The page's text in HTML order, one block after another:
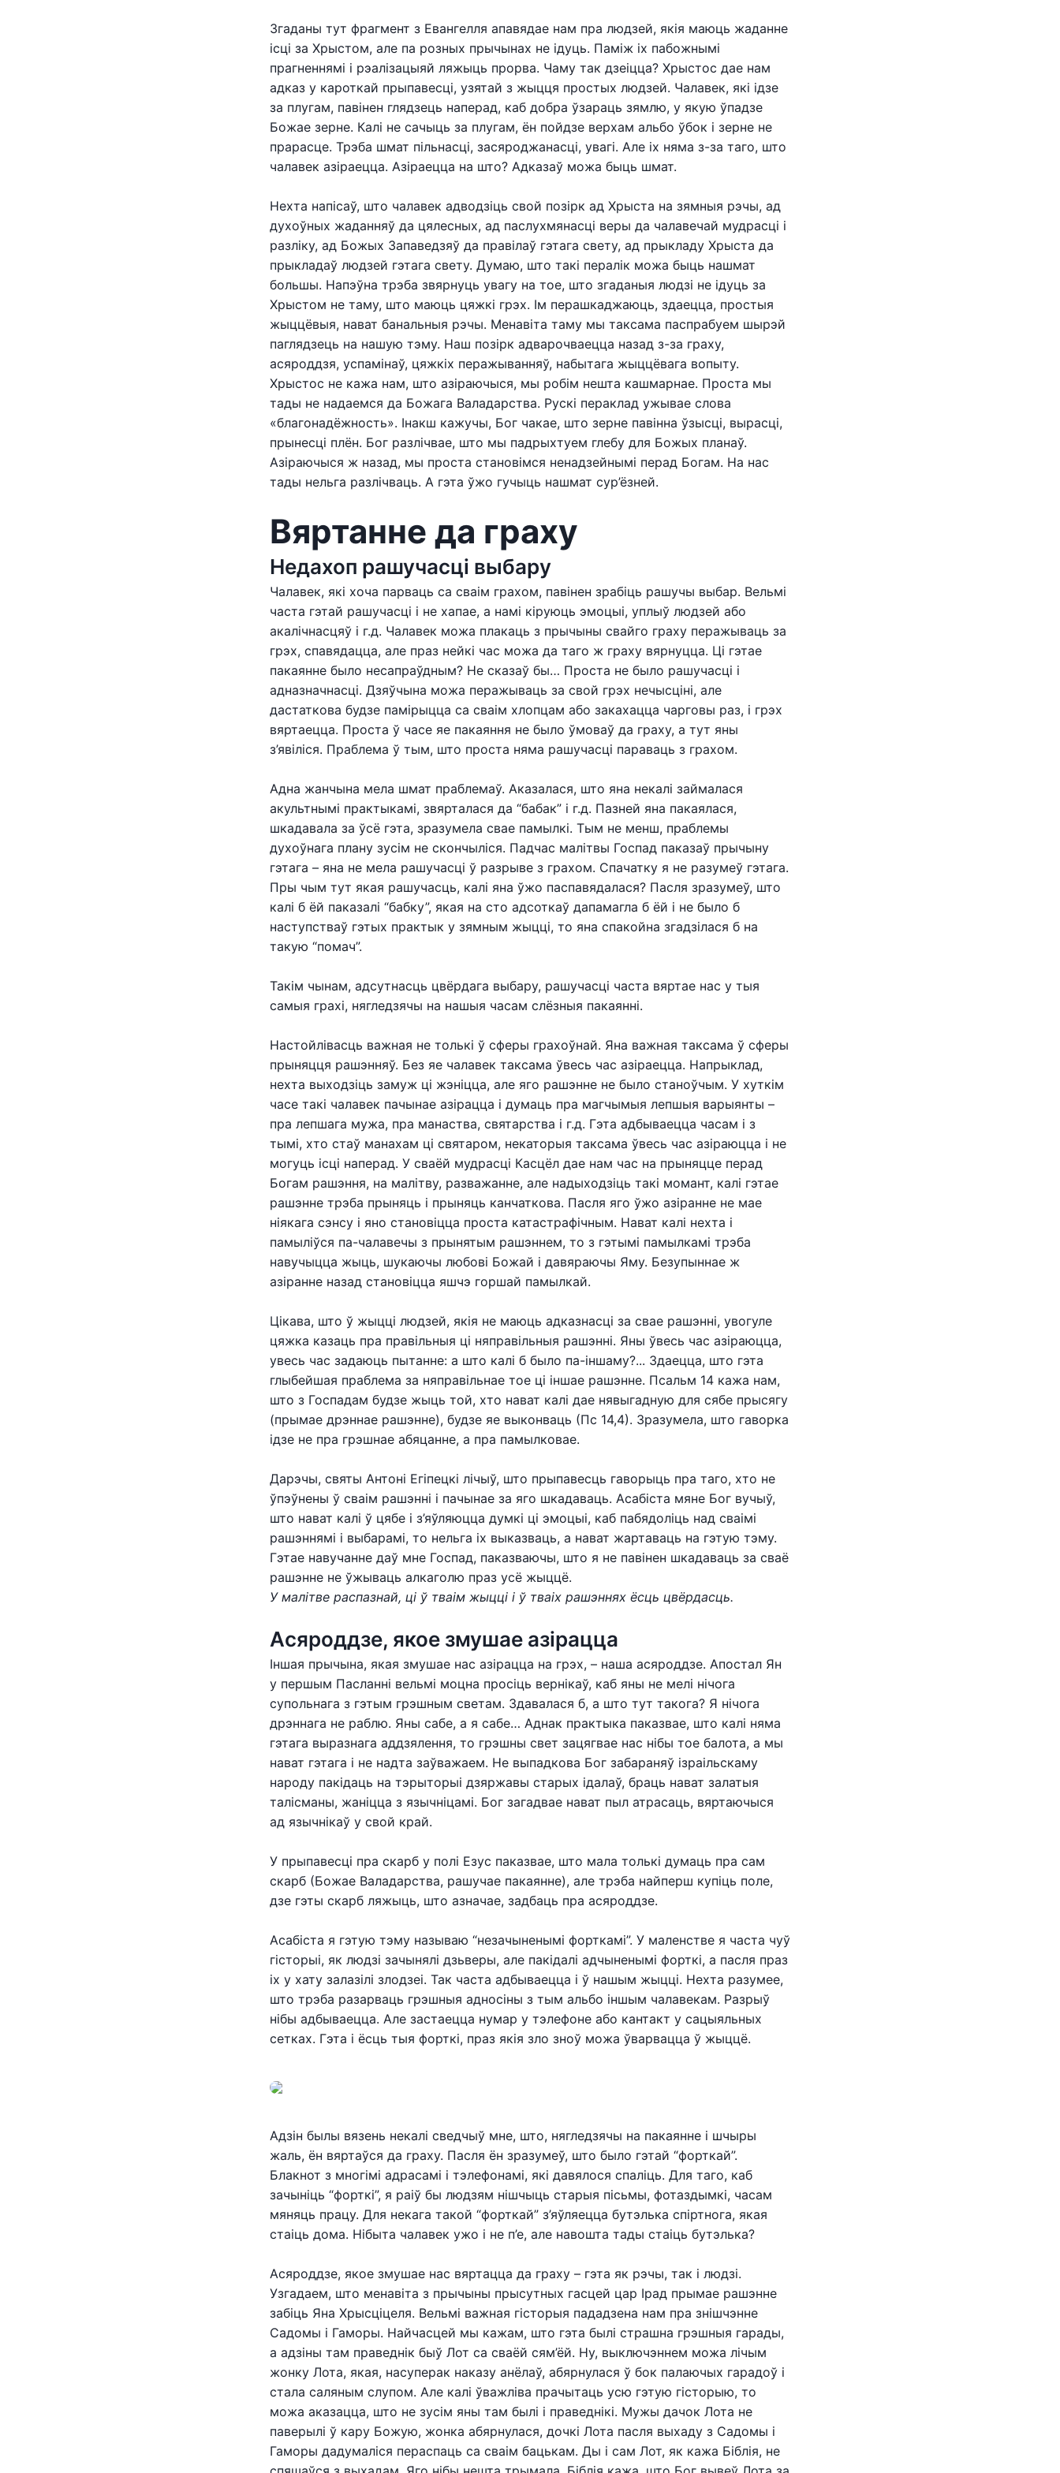
Згаданы тут фрагмент з Евангелля апавядае нам пра людзей, якія маюць жаданне
ісці за Хрыстом, але па розных прычынах не ідуць. Паміж іх пабожнымі
прагненнямі і рэалізацыяй ляжыць прорва. Чаму так дзеіцца? Хрыстос дае нам
адказ у кароткай прыпавесці, узятай з жыцця простых людзей. Чалавек, які ідзе
за плугам, павінен глядзець наперад, каб добра ўзараць зямлю, у якую ўпадзе
Божае зерне. Калі не сачыць за плугам, ён пойдзе верхам альбо ўбок і зерне не
прарасце. Трэба шмат пільнасці, засяроджанасці, увагі. Але іх няма з-за таго, што
чалавек азіраецца. Азіраецца на што? Адказаў можа быць шмат.
Нехта напісаў, што чалавек адводзіць свой позірк ад Хрыста на зямныя рэчы, ад
духоўных жаданняў да цялесных, ад паслухмянасці веры да чалавечай мудрасці і
разліку, ад Божых Запаведзяў да правілаў гэтага свету, ад прыкладу Хрыста да
прыкладаў людзей гэтага свету. Думаю, што такі пералік можа быць нашмат
большы. Напэўна трэба звярнуць увагу на тое, што згаданыя людзі не ідуць за
Хрыстом не таму, што маюць цяжкі грэх. Ім перашкаджаюць, здаецца, простыя
жыццёвыя, нават банальныя рэчы. Менавіта таму мы таксама паспрабуем шырэй
паглядзець на нашую тэму. Наш позірк адварочваецца назад з-за граху,
асяроддзя, успамінаў, цяжкіх перажыванняў, набытага жыццёвага вопыту.
Хрыстос не кажа нам, што азіраючыся, мы робім нешта кашмарнае. Проста мы
тады не надаемся да Божага Валадарства. Рускі пераклад ужывае слова
«благонадёжность». Інакш кажучы, Бог чакае, што зерне павінна ўзысці, вырасці,
прынесці плён. Бог разлічвае, што мы падрыхтуем глебу для Божых планаў.
Азіраючыся ж назад, мы проста становімся ненадзейнымі перад Богам. На нас
тады нельга разлічваць. А гэта ўжо гучыць нашмат сур’ёзней.
Вяртанне да граху
Недахоп рашучасці выбару
Чалавек, які хоча парваць са сваім грахом, павінен зрабіць рашучы выбар. Вельмі
часта гэтай рашучасці і не хапае, а намі кіруюць эмоцыі, уплыў людзей або
акалічнасцяў і г.д. Чалавек можа плакаць з прычыны свайго граху перажываць за
грэх, спавядацца, але праз нейкі час можа да таго ж граху вярнуцца. Ці гэтае
пакаянне было несапраўдным? Не сказаў бы… Проста не было рашучасці і
адназначнасці. Дзяўчына можа перажываць за свой грэх нечысціні, але
дастаткова будзе памірыцца са сваім хлопцам або закахацца чарговы раз, і грэх
вяртаецца. Проста ў часе яе пакаяння не было ўмоваў да граху, а тут яны
з’явіліся. Праблема ў тым, што проста няма рашучасці параваць з грахом.
Адна жанчына мела шмат праблемаў. Аказалася, што яна некалі займалася
акультнымі практыкамі, звярталася да “бабак” і г.д. Пазней яна пакаялася,
шкадавала за ўсё гэта, зразумела свае памылкі. Тым не менш, праблемы
духоўнага плану зусім не скончыліся. Падчас малітвы Госпад паказаў прычыну
гэтага – яна не мела рашучасці ў разрыве з грахом. Спачатку я не разумеў гэтага.
Пры чым тут якая рашучасць, калі яна ўжо паспавядалася? Пасля зразумеў, што
калі б ёй паказалі “бабку”, якая на сто адсоткаў дапамагла б ёй і не было б
наступстваў гэтых практык у зямным жыцці, то яна спакойна згадзілася б на
такую “помач”.
Такім чынам, адсутнасць цвёрдага выбару, рашучасці часта вяртае нас у тыя
самыя грахі, нягледзячы на нашыя часам слёзныя пакаянні.
Настойлівасць важная не толькі ў сферы грахоўнай. Яна важная таксама ў сферы
прыняцця рашэнняў. Без яе чалавек таксама ўвесь час азіраецца. Напрыклад,
нехта выходзіць замуж ці жэніцца, але яго рашэнне не было станоўчым. У хуткім
часе такі чалавек пачынае азірацца і думаць пра магчымыя лепшыя варыянты –
пра лепшага мужа, пра манаства, святарства і г.д. Гэта адбываецца часам і з
тымі, хто стаў манахам ці святаром, некаторыя таксама ўвесь час азіраюцца і не
могуць ісці наперад. У сваёй мудрасці Касцёл дае нам час на прыняцце перад
Богам рашэння, на малітву, разважанне, але надыходзіць такі момант, калі гэтае
рашэнне трэба прыняць і прыняць канчаткова. Пасля яго ўжо азіранне не мае
ніякага сэнсу і яно становіцца проста катастрафічным. Нават калі нехта і
памыліўся па-чалавечы з прынятым рашэннем, то з гэтымі памылкамі трэба
навучыцца жыць, шукаючы любові Божай і давяраючы Яму. Безупыннае ж
азіранне назад становіцца яшчэ горшай памылкай.
Цікава, што ў жыцці людзей, якія не маюць адказнасці за свае рашэнні, увогуле
цяжка казаць пра правільныя ці няправільныя рашэнні. Яны ўвесь час азіраюцца,
увесь час задаюць пытанне: а што калі б было па-іншаму?... Здаецца, што гэта
глыбейшая праблема за няправільнае тое ці іншае рашэнне. Псальм 14 кажа нам,
што з Госпадам будзе жыць той, хто нават калі дае нявыгадную для сябе прысягу
(прымае дрэннае рашэнне), будзе яе выконваць (Пс 14,4). Зразумела, што гаворка
ідзе не пра грэшнае абяцанне, а пра памылковае.
Дарэчы, святы Антоні Егіпецкі лічыў, што прыпавесць гаворыць пра таго, хто не
ўпэўнены ў сваім рашэнні і пачынае за яго шкадаваць. Асабіста мяне Бог вучыў,
што нават калі ў цябе і з’яўляюцца думкі ці эмоцыі, каб пабядоліць над сваімі
рашэннямі і выбарамі, то нельга іх выказваць, а нават жартаваць на гэтую тэму.
Гэтае навучанне даў мне Госпад, паказваючы, што я не павінен шкадаваць за сваё
рашэнне не ўжываць алкаголю праз усё жыццё.
У малітве распазнай, ці ў тваім жыцці і ў тваіх рашэннях ёсць цвёрдасць.
Асяроддзе, якое змушае азірацца
Іншая прычына, якая змушае нас азірацца на грэх, – наша асяроддзе. Апостал Ян
у першым Пасланні вельмі моцна просіць вернікаў, каб яны не мелі нічога
супольнага з гэтым грэшным светам. Здавалася б, а што тут такога? Я нічога
дрэннага не раблю. Яны сабе, а я сабе… Аднак практыка паказвае, што калі няма
гэтага выразнага аддзялення, то грэшны свет зацягвае нас нібы тое балота, а мы
нават гэтага і не надта заўважаем. Не выпадкова Бог забараняў ізраільскаму
народу пакідаць на тэрыторыі дзяржавы старых ідалаў, браць нават залатыя
талісманы, жаніцца з язычніцамі. Бог загадвае нават пыл атрасаць, вяртаючыся
ад язычнікаў у свой край.
У прыпавесці пра скарб у полі Езус паказвае, што мала толькі думаць пра сам
скарб (Божае Валадарства, рашучае пакаянне), але трэба найперш купіць поле,
дзе гэты скарб ляжыць, што азначае, задбаць пра асяроддзе.
Асабіста я гэтую тэму называю “незачыненымі форткамі”. У маленстве я часта чуў
гісторыі, як людзі зачынялі дзьверы, але пакідалі адчыненымі форткі, а пасля праз
іх у хату залазілі злодзеі. Так часта адбываецца і ў нашым жыцці. Нехта разумее,
што трэба разарваць грэшныя адносіны з тым альбо іншым чалавекам. Разрыў
нібы адбываецца. Але застаецца нумар у тэлефоне або кантакт у сацыяльных
сетках. Гэта і ёсць тыя форткі, праз якія зло зноў можа ўварвацца ў жыццё.
Адзін былы вязень некалі сведчыў мне, што, нягледзячы на пакаянне і шчыры
жаль, ён вяртаўся да граху. Пасля ён зразумеў, што было гэтай “форткай”.
Блакнот з многімі адрасамі і тэлефонамі, які давялося спаліць. Для таго, каб
зачыніць “форткі”, я раіў бы людзям нішчыць старыя пісьмы, фотаздымкі, часам
мяняць працу. Для некага такой “форткай” з’яўляецца бутэлька спіртнога, якая
стаіць дома. Нібыта чалавек ужо і не п’е, але навошта тады стаіць бутэлька?
Асяроддзе, якое змушае нас вяртацца да граху – гэта як рэчы, так і людзі.
Узгадаем, што менавіта з прычыны прысутных гасцей цар Ірад прымае рашэнне
забіць Яна Хрысціцеля. Вельмі важная гісторыя пададзена нам пра знішчэнне
Садомы і Гаморы. Найчасцей мы кажам, што гэта былі страшна грэшныя гарады,
а адзіны там праведнік быў Лот са сваёй сям’ёй. Ну, выключэннем можа лічым
жонку Лота, якая, насуперак наказу анёлаў, абярнулася ў бок палаючых гарадоў і
стала саляным слупом. Але калі ўважліва прачытаць усю гэтую гісторыю, то
можа аказацца, што не зусім яны там былі і праведнікі. Мужы дачок Лота не
паверылі ў кару Божую, жонка абярнулася, дочкі Лота пасля выхаду з Садомы і
Гаморы дадумаліся пераспаць са сваім бацькам. Ды і сам Лот, як кажа Біблія, не